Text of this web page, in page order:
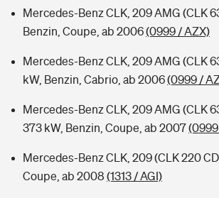
Mercedes-Benz CLK, 209 AMG (CLK
Benzin, Coupe, ab 2006(0999 / AZX)
Mercedes-Benz CLK, 209 AMG (CLK
kW, Benzin, Cabrio, ab 2006(0999 /
Mercedes-Benz CLK, 209 AMG (CLK
373 kW, Benzin, Coupe, ab 2007
Mercedes-Benz CLK, 209 (CLK 220
Coupe, ab 2008 (1313 / AGI)